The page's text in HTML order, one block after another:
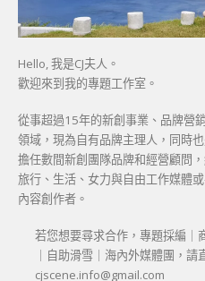
Hello, 我是CJ夫人。
歡迎來到我的專題工作室。
從事超過15年的新創事業、品牌營
領域，現為自有品牌主理人，同時
擔任數間新創團隊品牌和經營顧問
旅行、生活、女力與自由工作媒體
內容創作者。
若您想要尋求合作，專題採編｜
｜自助滑雪｜海內外媒體團，請
cjscene.info@gmail.com